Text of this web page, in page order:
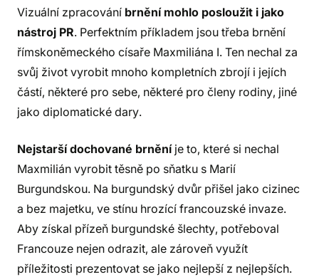
Vizuální zpracování brnění mohlo posloužit i jako
nástroj PR. Perfektním příkladem jsou třeba brnění
římskoněmeckého císaře Maxmiliána I. Ten nechal za
svůj život vyrobit mnoho kompletních zbrojí i jejích
částí, některé pro sebe, některé pro členy rodiny, jiné
jako diplomatické dary.
Nejstarší dochované brněníje to, které si nechal
Maxmilián vyrobit těsně po sňatku s Marií
Burgundskou. Na burgundský dvůr přišel jako cizinec
a bez majetku, ve stínu hrozící francouzské invaze.
Aby získal přízeň burgundské šlechty, potřeboval
Francouze nejen odrazit, ale zároveň využít
příležitosti prezentovat se jako nejlepší z nejlepších.